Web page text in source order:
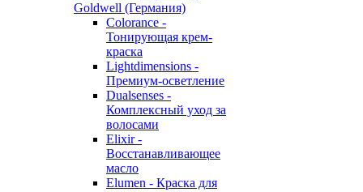
Goldwell (Германия)
Colorance -
Тонирующая крем-
краска
Lightdimensions -
Премиум-осветление
Dualsenses -
Комплексный уход за
волосами
Elixir -
Восстанавливающее
масло
Elumen - Краска для